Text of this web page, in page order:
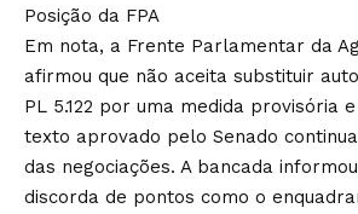
Posição da FPA
Em nota, a Frente Parlamentar da
afirmou que não aceita substituir
PL 5.122 por uma medida provisória
texto aprovado pelo Senado
das negociações. A bancada
discorda de pontos como o